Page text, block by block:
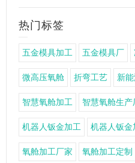
热门标签
五金模具加工 五金模具厂
微高压氧舱 折弯工艺 新
智慧氧舱加工 智慧氧舱生产
机器人钣金加工 机器人钣金
氧舱加工厂家 氧舱加工定制